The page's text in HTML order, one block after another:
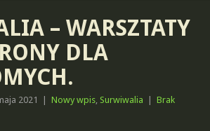
– WARSZTATY
DLA
2021 Nowy wpis, Surwiwalia
Brak